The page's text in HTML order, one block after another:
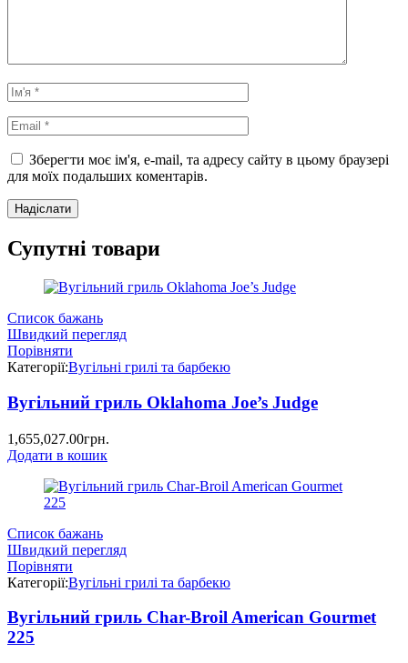
Зберегти моє ім'я, e-mail, та адресу сайту в цьому браузері
для моїх подальших коментарів.
Супутні товари
Список бажань
Швидкий перегляд
Порівняти
Категорії:Вугільні грилі та барбекю
Вугільний гриль Oklahoma Joe’s Judge
1,655,027.00грн.
Додати в кошик
Список бажань
Швидкий перегляд
Порівняти
Категорії:Вугільні грилі та барбекю
Вугільний гриль Char-Broil American Gourmet
225